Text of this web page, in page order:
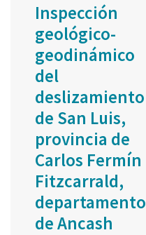
Inspección
geológico-
geodinámico
del
deslizamiento
de San Luis,
provincia de
Carlos Fermín
Fitzcarrald,
departamento
de Ancash